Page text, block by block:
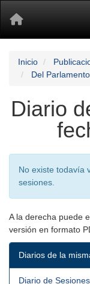
Inicio
Del Parlamento
Diario
No existe todavía
sesiones.
A la derecha puede
versión en formato
Diarios de la
Diario de